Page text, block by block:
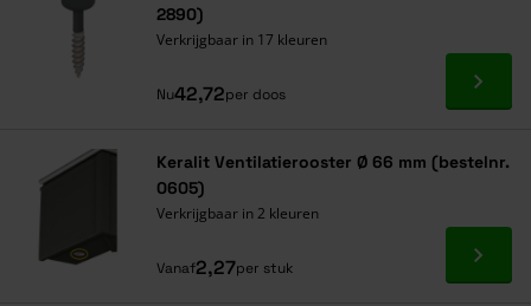
2890)
Verkrijgbaar in 17 kleuren
Nu42,72per doos Ga
Keralit Ventilatierooster Ø 66 mm (bestelnr.
0605)
Verkrijgbaar in 2 kleuren
Vanaf2,27per stuk Ga